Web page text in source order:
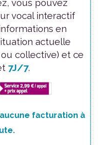
vous pouvez
vocal interactif
en
actuelle
collective) et ce
7J/7.
facturation à